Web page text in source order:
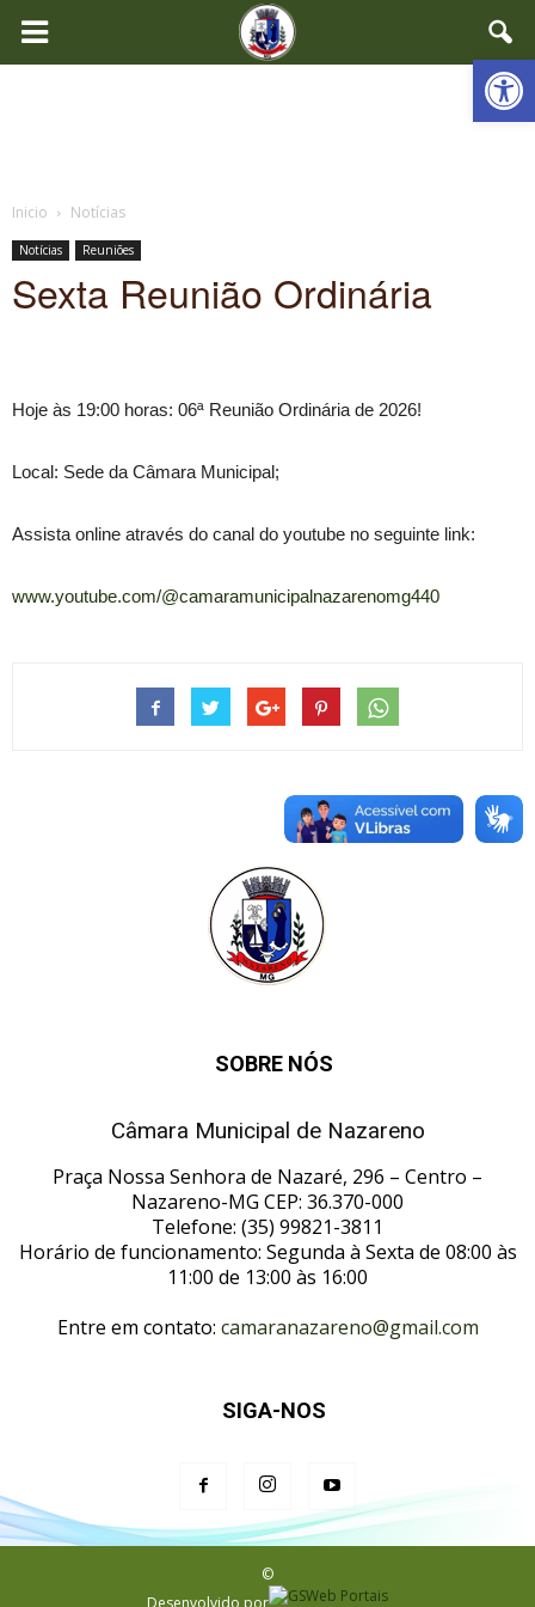
Inicio Notícias
Notícias Reuniões
Sexta Reunião Ordinária
Hoje às 19:00 horas: 06ª Reunião Ordinária de 2026!
Local: Sede da Câmara Municipal;
Assista online através do canal do youtube no seguinte link:
www.youtube.com/@camaramunicipalnazarenomg440
SOBRE NÓS
Câmara Municipal de Nazareno
Praça Nossa Senhora de Nazaré, 296 – Centro –
Nazareno-MG CEP: 36.370-000
Telefone: (35) 99821-3811
Horário de funcionamento: Segunda à Sexta de 08:00 às
11:00 de 13:00 às 16:00
Entre em contato: camaranazareno@gmail.com
SIGA-NOS
©
Desenvolvido por